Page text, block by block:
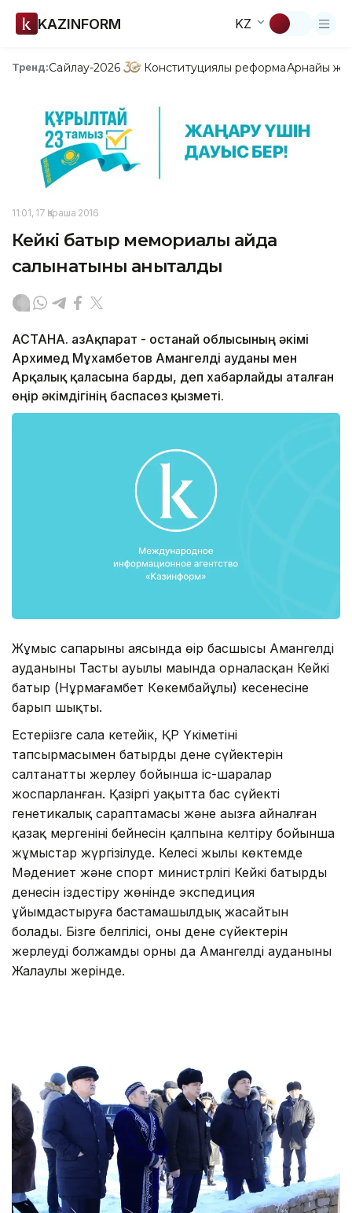
KAZINFORM KZ
Тренд:Сайлау-2026 Конституциялық реформаАрнайы
11:01, 17 Қараша 2016
Кейкі батыр мемориалы қайда
салынатыны анықталды
АСТАНА. ҚазАқпарат - Қостанай облысының әкімі
Архимед Мұхамбетов Амангелді ауданы мен
Арқалық қаласына барды, деп хабарлайды аталған
өңір әкімдігінің баспасөз қызметі.
Жұмыс сапарының аясында өңір басшысы Амангелді
ауданының Тасты ауылы маңында орналасқан Кейкі
батыр (Нұрмағамбет Көкембайұлы) кесенесіне
барып шықты.
Естеріңізге сала кетейік, ҚР Үкіметінің
тапсырмасымен батырдың дене сүйектерін
салтанатты жерлеу бойынша іс-шаралар
жоспарланған. Қазіргі уақытта бас сүйектің
генетикалық сараптамасы және аңызға айналған
қазақ мергенінің бейнесін қалпына келтіру бойынша
жұмыстар жүргізілуде. Келесі жылы көктемде
Мәдениет және спорт министрлігі Кейкі батырдың
денесін іздестіру жөнінде экспедиция
ұйымдастыруға бастамашылдық жасайтын
болады. Бізге белгілісі, оның дене сүйектерін
жерлеудің болжамды орны да Амангелді ауданының
Жалаулы жерінде.